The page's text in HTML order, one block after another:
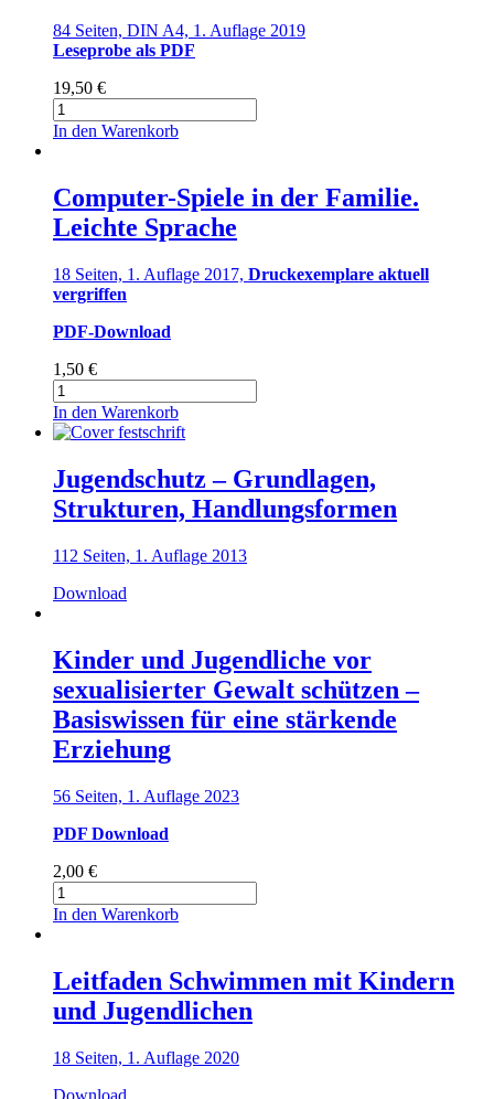
84 Seiten, DIN A4, 1. Auflage 2019
Leseprobe als PDF
19,50 €
Arbeitshilfe:
Cyber-
–
Prävention
von
Online-
Konflikten
Menge
In den Warenkorb
Computer-Spiele in der Familie.
Leichte Sprache
18 Seiten, 1. Auflage 2017, Druckexemplare aktuell
vergriffen
PDF-Download
1,50 €
Computer-
Spiele
in
Familie.
Leichte
Sprache
Menge
In den Warenkorb
Jugendschutz – Grundlagen,
Strukturen, Handlungsformen
112 Seiten, 1. Auflage 2013
Download
Kinder und Jugendliche vor
sexualisierter Gewalt schützen –
Basiswissen für eine stärkende
Erziehung
56 Seiten, 1. Auflage 2023
PDF Download
2,00 €
Kinder
und
sexualisierter
Gewalt
schützen
–
Basiswissen
für
eine
In den Warenkorb
Leitfaden Schwimmen mit Kindern
und Jugendlichen
18 Seiten, 1. Auflage 2020
Download